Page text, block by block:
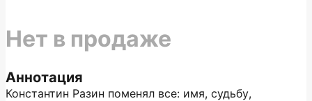
Аннотация
Константин Разин поменял все: имя, судьбу,
Нет в продаже